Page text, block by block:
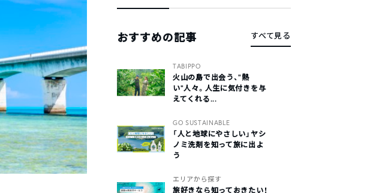
おすすめの記事 すべて見る
TABIPPO
火山の島で出会う、“熱
い“人々。人生に気付きを与
えてくれる...
GO SUSTAINABLE
「人と地球にやさしい」ヤシ
ノミ洗剤を知って旅に出よ
う
エリアから探す
旅好きなら知っておきたい！